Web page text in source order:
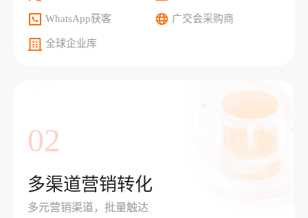
WhatsApp获客 广交会采购商
全球企业库
02
多渠道营销转化
多元营销渠道，批量触达